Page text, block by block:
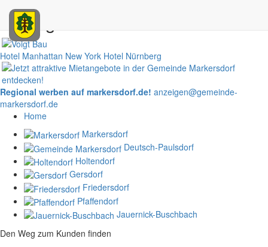
Anzeigen
Hotel Manhattan New York Hotel Nürnberg
Regional werben auf markersdorf.de! anzeigen@gemeinde-
markersdorf.de
Home
Markersdorf
Deutsch-Paulsdorf
Holtendorf
Gersdorf
Friedersdorf
Pfaffendorf
Jauernick-Buschbach
Den Weg zum Kunden finden